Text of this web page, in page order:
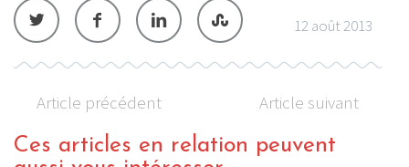
12 août 2013
Article précédent Article suivant
Ces articles en relation peuvent